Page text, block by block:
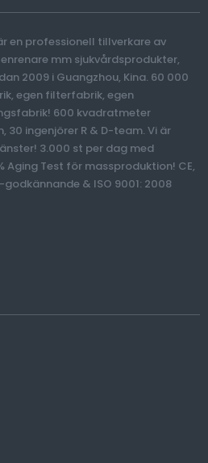
en professionell tillverkare av
mm sjukvårdsprodukter,
2009 i Guangzhou, Kina. 60 000
egen filterfabrik, egen
600 kvadratmeter
ingenjörer R & D-team. Vi är
3.000 st per dag med
Test för massproduktion! CE,
godkännande & ISO 9001: 2008